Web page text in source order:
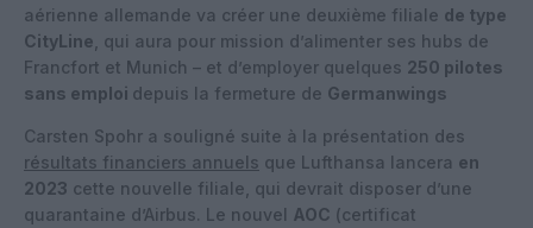
aérienne allemande va créer une deuxième filiale de type
CityLine , qui aura pour mission d’alimenter ses hubs de
Francfort et Munich – et d’employer quelques 250 pilotes
sans emploi depuis la fermeture de Germanwings
Carsten Spohr a souligné suite à la présentation des
résultats financiers annuels que Lufthansa lancera en
2023 cette nouvelle filiale, qui devrait disposer d’une
quarantaine d’Airbus. Le nouvel AOC (certificat